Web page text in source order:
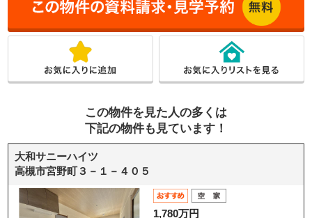
この物件を見た人の多くは
下記の物件も見ています！
大和サニーハイツ
高槻市宮野町３－１－４０５
1,780万円